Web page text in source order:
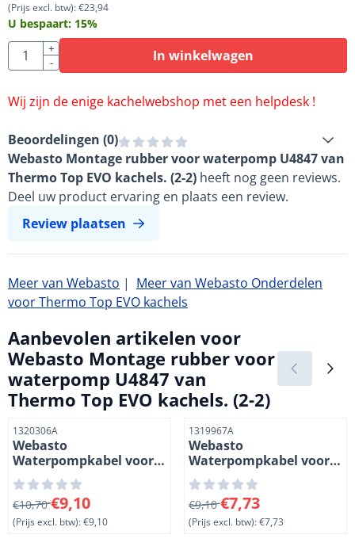
(Prijs excl. btw):€23,94
U bespaart: 15%
Aantal
+
-
In winkelwagen
Wij zijn de enige kachelwebshop met een helpdesk !
Beoordelingen (0)
Webasto Montage rubber voor waterpomp U4847 van
Thermo Top EVO kachels. (2-2) heeft nog geen reviews.
Deel uw product ervaring en plaats een review.
Review plaatsen
Meer van Webasto | Meer van Webasto Onderdelen
voor Thermo Top EVO kachels
Aanbevolen artikelen voor
Webasto Montage rubber voor
waterpomp U4847 van
Thermo Top EVO kachels. (2-2)
Artikelnummer
1320306A
Webasto
Waterpompkabel voor
Thermo Top EVO
kachels. Lengte 400 mm
Van 10,70 voor 9,10, exclusief btw: 9,10
€10,70€9,10
(Prijs excl. btw):€9,10
Artikelnummer
1319967A
Webasto
Waterpompkabel voor
Thermo Top EVO
kachels. Lengte 600 mm
Van 9,10 voor 7,73,
€9,10€7,73
(Prijs excl. btw):€7,73